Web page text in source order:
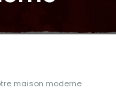
maison moderne